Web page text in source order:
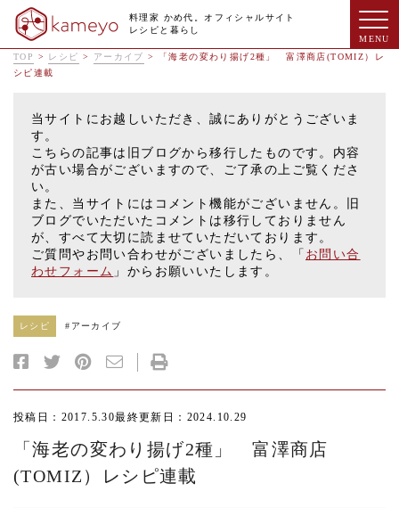
料理家 かめ代。オフィシャルサイト
レシピと暮らし
TOP > レシピ > アーカイブ >
「海老の変わり揚げ2種」 富澤商店(TOMIZ）レ
シピ連載
当サイトにお越しいただき、誠にありがとうございま
す。
こちらの記事は旧ブログから移行したものです。内容
が古い場合がございますので、ご了承の上ご覧くださ
い。
また、当サイトにはコメント機能がございません。旧
ブログでいただいたコメントは移行しておりません
が、すべて大切に読ませていただいております。
ご質問やお問い合わせがございましたら、「 お問い合
わせフォーム 」からお願いいたします。
レシピ # アーカイブ
投稿日：2017.5.30最終更新日：2024.10.29
「海老の変わり揚げ2種」 富澤商店
(TOMIZ）レシピ連載